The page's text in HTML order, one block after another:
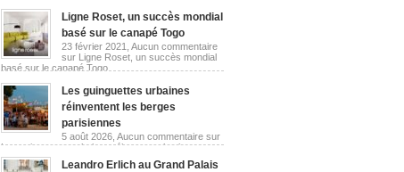
Ligne Roset, un succès mondial
basé sur le canapé Togo
23 février 2021, Aucun commentaire
sur Ligne Roset, un succès mondial
basé sur le canapé Togo
Les guinguettes urbaines
réinventent les berges
parisiennes
5 août 2026, Aucun commentaire sur
Les guinguettes urbaines réinventent les berges
parisiennes
Leandro Erlich au Grand Palais